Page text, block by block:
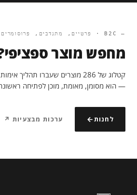
— B2C · פרטיים, מתנדבים, פרוסומרים
מחפש מוצר
קטלוג של 286 מוצרים שעברו תהליך
— הוא מסומן, מאומת, מוכן לפתיחה
לחנות ערכות מבצעיות ↗